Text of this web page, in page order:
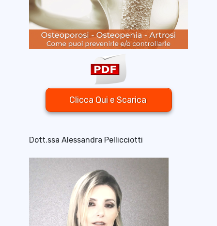
Clicca Qui e Scarica
Dott.ssa Alessandra Pellicciotti